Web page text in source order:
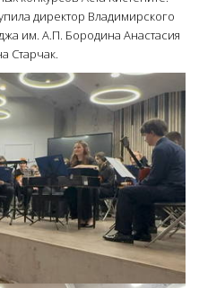
директор Владимирского
им. А.П. Бородина Анастасия
Старчак.